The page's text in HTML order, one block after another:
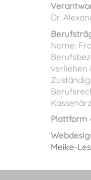
Dr.
Name:
verliehen
Plattform
Meike-